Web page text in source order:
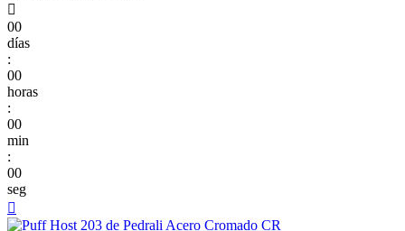

00
días
:
00
horas
:
00
min
:
00
seg
